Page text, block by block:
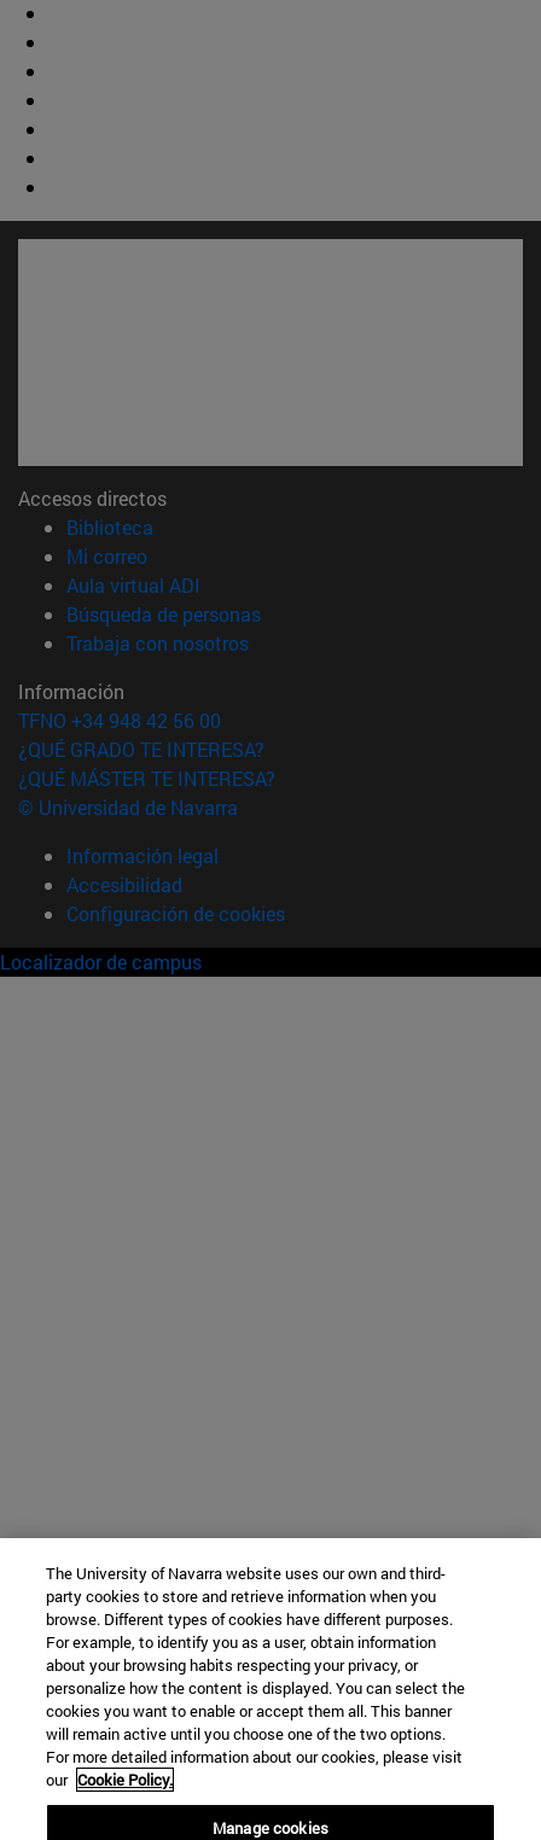
Accesos directos
Biblioteca
Mi correo(abre en nueva ventana)
Aula virtual ADI
Búsqueda de personas(abre en nueva ventana)
Trabaja con nosotros(abre en nueva ventana)
Información
TFNO +34 948 42 56 00
¿QUÉ GRADO TE INTERESA?
¿QUÉ MÁSTER TE INTERESA?
© Universidad de Navarra
Información legal
Accesibilidad
Configuración de cookies
Localizador de campus
The University of Navarra website uses our own and third-
party cookies to store and retrieve information when you
browse. Different types of cookies have different purposes.
For example, to identify you as a user, obtain information
about your browsing habits respecting your privacy, or
personalize how the content is displayed. You can select the
cookies you want to enable or accept them all. This banner
will remain active until you choose one of the two options.
For more detailed information about our cookies, please visit
our Cookie Policy.
Manage cookies